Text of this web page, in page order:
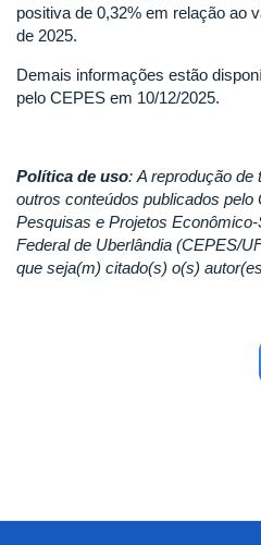
positiva de 0,32% em relação ao
de 2025.
Demais informações estão
pelo CEPES em 10/12/2025.
Política de uso: A reprodução de
outros conteúdos publicados pelo
Pesquisas e Projetos
Federal de Uberlândia (CEPES/
que seja(m) citado(s) o(s)